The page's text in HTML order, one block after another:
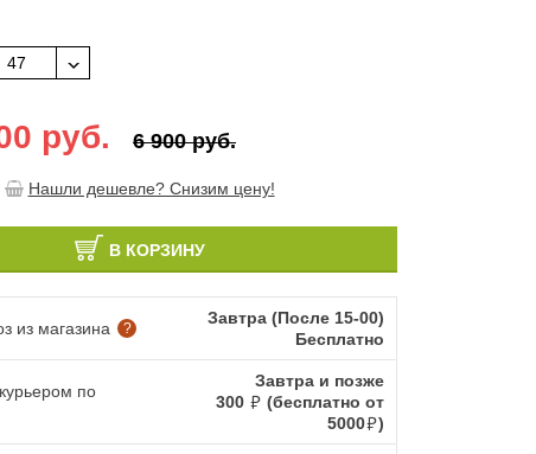
47
руб. 6 900 руб.
Нашли дешевле? Снизим цену!
В КОРЗИНУ
из магазина ?
Завтра (После 15-00)
Бесплатно
по
Завтра и позже
300
(бесплатно от
5000
)